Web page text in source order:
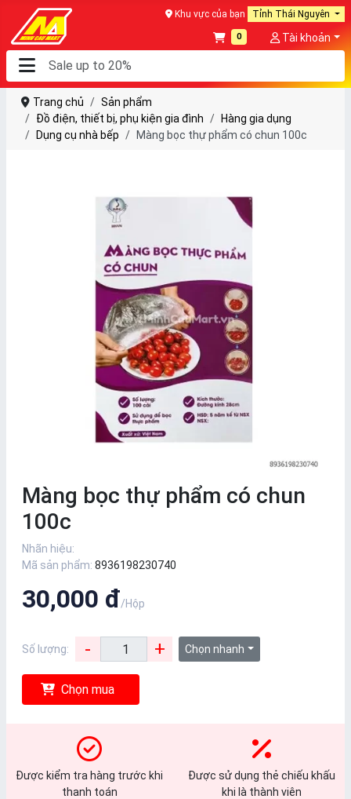
Khu vực của bạn Tỉnh Thái Nguyên
0 Tài khoản
Trang chủ
Sản phẩm
Đồ điện, thiết bị, phụ kiện gia đình
Hàng gia dụng
Dụng cụ nhà bếp
Màng bọc thự phẩm có chun 100c
Màng bọc thự phẩm có chun
100c
Nhãn hiệu:
Mã sản phẩm: 8936198230740
30,000 đ/Hộp
Số lượng: - + Chọn nhanh
Chọn mua
Được kiểm tra hàng trước khi
thanh toán
Được sử dụng thẻ chiếu khấu
khi là thành viên